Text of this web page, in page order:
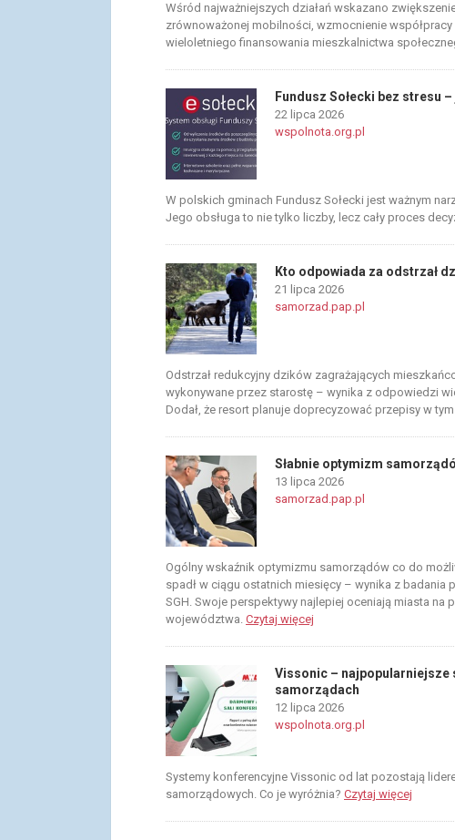
Wśród najważniejszych działań wskazano
zrównoważonej mobilności, wzmocnienie
wieloletniego finansowania mieszkalnictwa
Fundusz Sołecki bez stresu
22 lipca 2026
wspolnota.org.pl
W polskich gminach Fundusz Sołecki jest ważnym
Jego obsługa to nie tylko liczby, lecz cały proces
Kto odpowiada za odstrzał
21 lipca 2026
samorzad.pap.pl
Odstrzał redukcyjny dzików zagrażających
wykonywane przez starostę – wynika z odpowiedzi
Dodał, że resort planuje doprecyzować przepisy w
Słabnie optymizm
13 lipca 2026
samorzad.pap.pl
Ogólny wskaźnik optymizmu samorządów co do
spadł w ciągu ostatnich miesięcy – wynika z
SGH. Swoje perspektywy najlepiej oceniają miasta na
województwa. Czytaj więcej
Vissonic – najpopularniejsze
samorządach
12 lipca 2026
wspolnota.org.pl
Systemy konferencyjne Vissonic od lat pozostają
samorządowych. Co je wyróżnia? Czytaj więcej